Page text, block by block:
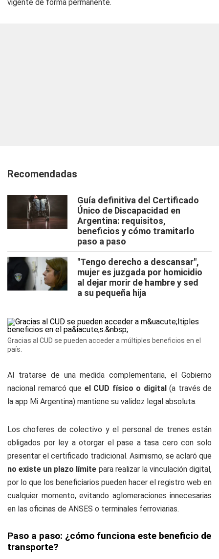
vigente de forma permanente.
Recomendadas
Guía definitiva del Certificado
Único de Discapacidad en
Argentina: requisitos,
beneficios y cómo tramitarlo
paso a paso
"Tengo derecho a descansar",
mujer es juzgada por homicidio
al dejar morir de hambre y sed
a su pequeña hija
Gracias al CUD se pueden acceder a múltiples beneficios en el
país.
Al tratarse de una medida complementaria, el Gobierno
nacional remarcó que el CUD físico o digital (a través de
la app Mi Argentina) mantiene su validez legal absoluta.
Los choferes de colectivo y el personal de trenes están
obligados por ley a otorgar el pase a tasa cero con solo
presentar el certificado tradicional. Asimismo, se aclaró que
no existe un plazo límite para realizar la vinculación digital,
por lo que los beneficiarios pueden hacer el registro web en
cualquier momento, evitando aglomeraciones innecesarias
en las oficinas de ANSES o terminales ferroviarias.
Paso a paso: ¿cómo funciona este beneficio de
transporte?